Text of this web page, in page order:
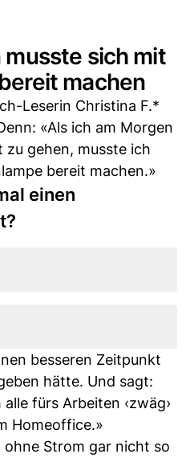
sich mit
machen
Leserin Christina F.*
«Als ich am Morgen
gehen, musste ich
bereit machen.»
einen
besseren Zeitpunkt
hätte. Und sagt:
fürs Arbeiten ‹zwäg›
Homeoffice.»
ohne Strom gar nicht so